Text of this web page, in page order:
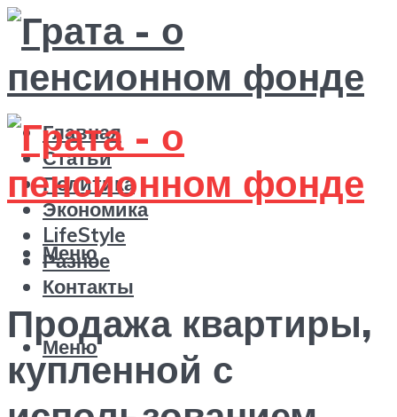
Главная
Статьи
Политика
Экономика
LifeStyle
Разное
Контакты
Меню
Меню
Продажа квартиры,
купленной с